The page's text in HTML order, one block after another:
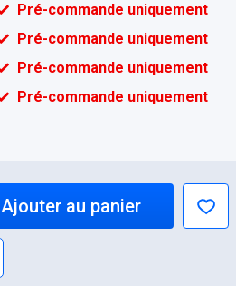
Pré-commande uniquement
Pré-commande uniquement
Pré-commande uniquement
Pré-commande uniquement
Ajouter au panier